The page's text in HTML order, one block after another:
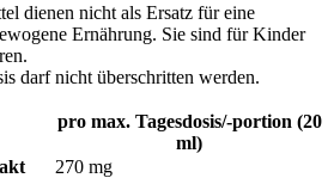
dienen nicht als Ersatz für eine
Ernährung. Sie sind für Kinder
darf nicht überschritten werden.
pro max. Tagesdosis/-portion (20
ml)
270 mg